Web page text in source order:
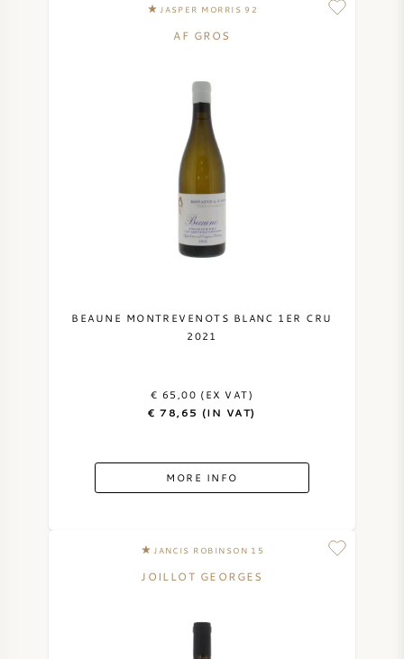
JASPER MORRIS 92
AF GROS
BEAUNE MONTREVENOTS BLANC 1ER CRU
2021
€ 65,00 (EX VAT)
€ 78,65 (IN VAT)
MORE INFO
JANCIS ROBINSON 15
JOILLOT GEORGES